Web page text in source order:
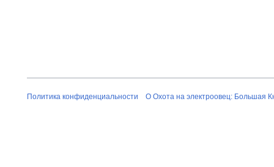
Политика конфиденциальности О Охота на электроовец: Большая